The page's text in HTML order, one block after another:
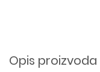
Opis proizvoda